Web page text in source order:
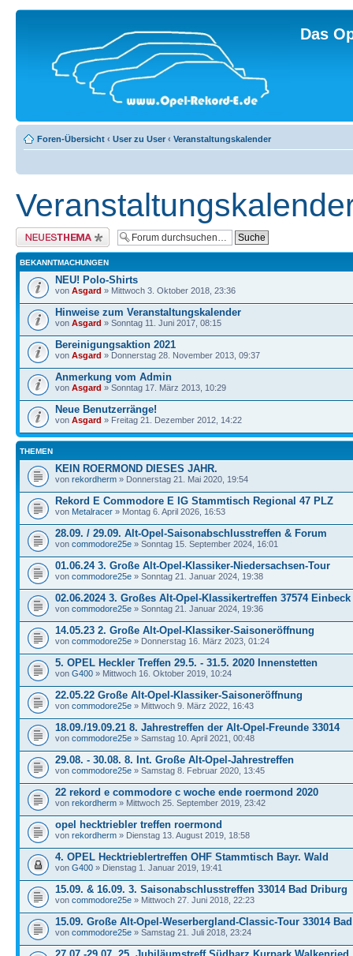
Das
Foren-Übersicht ‹ User zu User ‹ Veranstaltungskalender
Neues Thema erstellen
BEKANNTMACHUNGEN
NEU! Polo-Shirts
von Asgard » Mittwoch 3. Oktober 2018, 23:36
Hinweise zum Veranstaltungskalender
von Asgard » Sonntag 11. Juni 2017, 08:15
Bereinigungsaktion 2021
von Asgard » Donnerstag 28. November 2013, 09:37
Anmerkung vom Admin
von Asgard » Sonntag 17. März 2013, 10:29
Neue Benutzerränge!
von Asgard » Freitag 21. Dezember 2012, 14:22
THEMEN
KEIN ROERMOND DIESES JAHR.
von rekordherm » Donnerstag 21. Mai 2020, 19:54
Rekord E Commodore E IG Stammtisch Regional 47 PLZ
von Metalracer » Montag 6. April 2026, 16:53
28.09. / 29.09. Alt-Opel-Saisonabschlusstreffen & Forum
von commodore25e » Sonntag 15. September 2024, 16:01
01.06.24 3. Große Alt-Opel-Klassiker-Niedersachsen-Tour
von commodore25e » Sonntag 21. Januar 2024, 19:38
02.06.2024 3. Großes Alt-Opel-Klassikertreffen 37574 Einbeck
von commodore25e » Sonntag 21. Januar 2024, 19:36
14.05.23 2. Große Alt-Opel-Klassiker-Saisoneröffnung
von commodore25e » Donnerstag 16. März 2023, 01:24
5. OPEL Heckler Treffen 29.5. - 31.5. 2020 Innenstetten
von G400 » Mittwoch 16. Oktober 2019, 10:24
22.05.22 Große Alt-Opel-Klassiker-Saisoneröffnung
von commodore25e » Mittwoch 9. März 2022, 16:43
18.09./19.09.21 8. Jahrestreffen der Alt-Opel-Freunde 33014
von commodore25e » Samstag 10. April 2021, 00:48
29.08. - 30.08. 8. Int. Große Alt-Opel-Jahrestreffen
von commodore25e » Samstag 8. Februar 2020, 13:45
22 rekord e commodore c woche ende roermond 2020
von rekordherm » Mittwoch 25. September 2019, 23:42
opel hecktriebler treffen roermond
von rekordherm » Dienstag 13. August 2019, 18:58
4. OPEL Hecktrieblertreffen OHF Stammtisch Bayr. Wald
von G400 » Dienstag 1. Januar 2019, 19:41
15.09. & 16.09. 3. Saisonabschlusstreffen 33014 Bad Driburg
von commodore25e » Mittwoch 27. Juni 2018, 22:23
15.09. Große Alt-Opel-Weserbergland-Classic-Tour 33014
von commodore25e » Samstag 21. Juli 2018, 23:24